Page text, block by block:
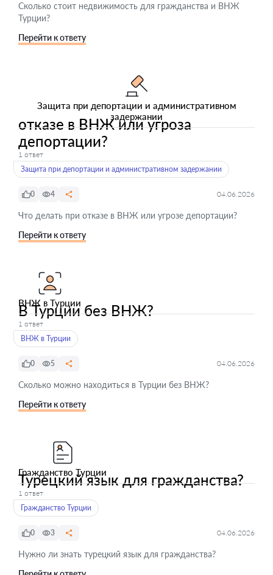
Сколько стоит недвижимость для гражданства и ВНЖ
Турции?
Перейти к ответу
Защита при депортации и административном
задержании
отказе в ВНЖ или угроза
депортации?
1 ответ
Защита при депортации и административном задержании
0 4 04.06.2026
Что делать при отказе в ВНЖ или угрозе депортации?
Перейти к ответу
ВНЖ в Турции
В Турции без ВНЖ?
1 ответ
ВНЖ в Турции
0 5 04.06.2026
Сколько можно находиться в Турции без ВНЖ?
Перейти к ответу
Гражданство Турции
Турецкий язык для гражданства?
1 ответ
Гражданство Турции
0 3 04.06.2026
Нужно ли знать турецкий язык для гражданства?